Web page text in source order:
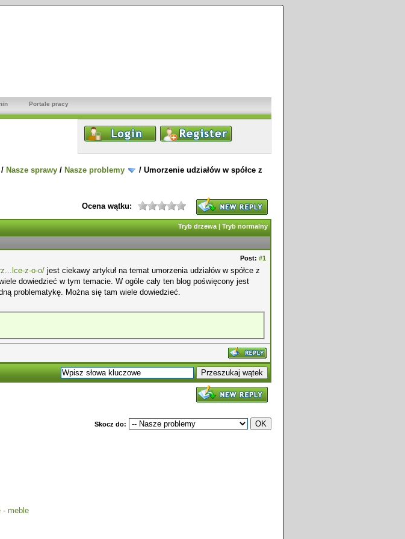
Portale pracy
/ Nasze sprawy / Nasze problemy / Umorzenie udziałów w spółce z
Ocena wątku:
Tryb drzewa | Tryb normalny
Post: #1
z-o-o/ jest ciekawy artykuł na temat umorzenia udziałów w spółce z
dowiedzieć w tym temacie. W ogóle cały ten blog poświęcony jest
problematykę. Można się tam wiele dowiedzieć.
Skocz do: